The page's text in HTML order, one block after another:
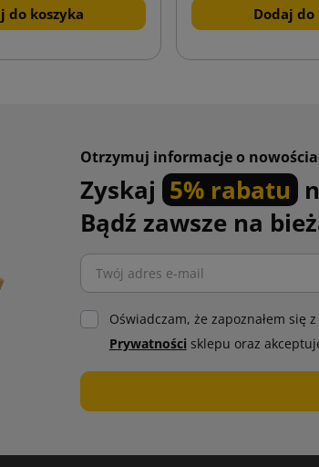
do koszyka Dodaj do
Otrzymuj informacje o
Zyskaj 5% rabatu
Bądź zawsze na
Oświadczam, że zapoznałem się
Prywatności sklepu oraz